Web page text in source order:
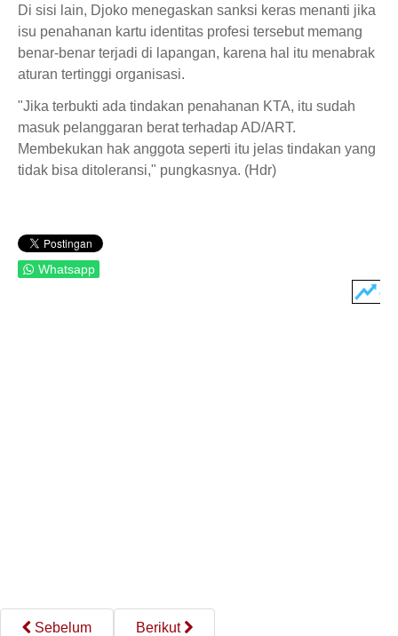
Di sisi lain, Djoko menegaskan sanksi keras menanti jika
isu penahanan kartu identitas profesi tersebut memang
benar-benar terjadi di lapangan, karena hal itu menabrak
aturan tertinggi organisasi.
"Jika terbukti ada tindakan penahanan KTA, itu sudah
masuk pelanggaran berat terhadap AD/ART.
Membekukan hak anggota seperti itu jelas tindakan yang
tidak bisa ditoleransi," pungkasnya. (Hdr)
Whatsapp
Sebelum
Berikut